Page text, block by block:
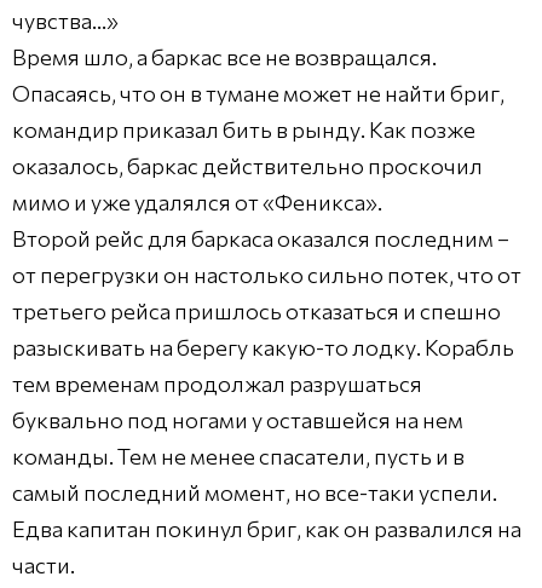
чувства…»
Время шло, а баркас все не возвращался.
Опасаясь, что он в тумане может не найти бриг,
командир приказал бить в рынду. Как позже
оказалось, баркас действительно проскочил
мимо и уже удалялся от «Феникса».
Второй рейс для баркаса оказался последним –
от перегрузки он настолько сильно потек, что от
третьего рейса пришлось отказаться и спешно
разыскивать на берегу какую-то лодку. Корабль
тем временам продолжал разрушаться
буквально под ногами у оставшейся на нем
команды. Тем не менее спасатели, пусть и в
самый последний момент, но все-таки успели.
Едва капитан покинул бриг, как он развалился на
части.